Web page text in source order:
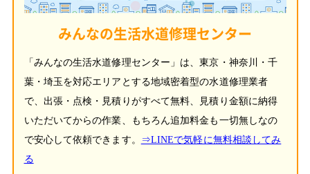
みんなの生活水道修理センター
「みんなの生活水道修理センター」は、東京・神奈川・千
葉・埼玉を対応エリアとする地域密着型の水道修理業者
で、出張・点検・見積りがすべて無料、見積り金額に納得
いただいてからの作業、もちろん追加料金も一切無しなの
で安心して依頼できます。
⇒LINEで気軽に無料相談してみ
る